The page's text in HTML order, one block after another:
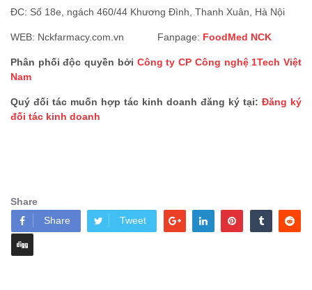
ĐC: Số 18e, ngách 460/44 Khương Đình, Thanh Xuân, Hà Nội
WEB: Nckfarmacy.com.vn Fanpage: FoodMed NCK
Phân phối độc quyền bởi Công ty CP Công nghệ 1Tech Việt
Nam
Quý đối tác muốn hợp tác kinh doanh đăng ký tại: Đăng ký
đối tác kinh doanh
Share
Share
Tweet